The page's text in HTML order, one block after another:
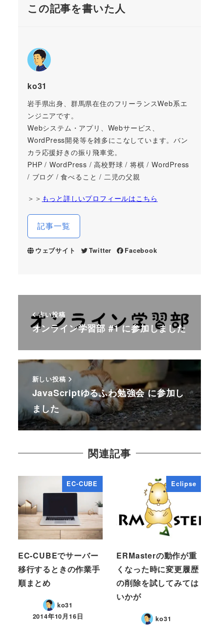
この記事を書いた人
ko31
岩手県出身、群馬県在住のフリーランスWeb系エ
ンジニアです。
Webシステム・アプリ、Webサービス、
WordPress開発等を雑多にこなしています。バン
カラ応援好きの振り飛車党。
PHP / WordPress / 高校野球 / 将棋 / WordPress
/ ブログ / 食べること / 二児の父親
＞＞ もっと詳しいプロフィールはこちら
記事一覧
ウェブサイト Twitter Facebook
古い投稿
オンライン学習部 #1 に参加しました
新しい投稿
JavaScriptゆるふわ勉強会 に参加し
ました
関連記事
EC-CUBE
EC-CUBEでサーバー
移行するときの作業手
順まとめ
ko31
2014年10月16日
Eclipse
ERMasterの動作が重
くなった時に変更履歴
の削除を試してみては
いかが
ko31